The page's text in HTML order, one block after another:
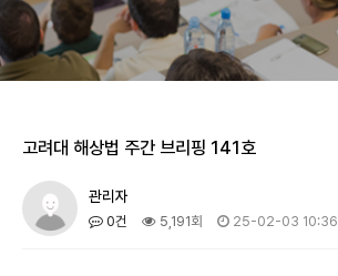
고려대 해상법 주간 브리핑 141호
관리자
0건 5,191회 25-02-03 10:36